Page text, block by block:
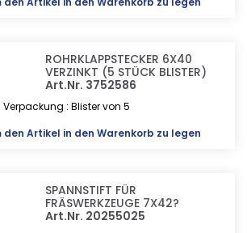
ROHRKLAPPSTECKER 6X40
VERZINKT (5 STÜCK BLISTER)
Art.Nr. 3752586
Verpackung : Blister von 5
den Artikel in den Warenkorb zu legen
SPANNSTIFT FÜR
FRÄSWERKZEUGE 7X42?
Art.Nr. 20255025